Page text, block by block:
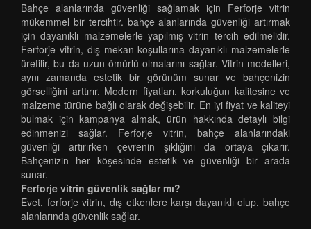
Bahçe alanlarında güvenliği sağlamak için Ferforje vitrin
mükemmel bir tercihtir. bahçe alanlarında güvenliği artırmak
için dayanıklı malzemelerle yapılmış vitrin tercih edilmelidir.
Ferforje vitrin, dış mekan koşullarına dayanıklı malzemelerle
üretilir, bu da uzun ömürlü olmalarını sağlar. Vitrin modelleri,
aynı zamanda estetik bir görünüm sunar ve bahçenizin
görselliğini arttırır. Modern fiyatları, korkuluğun kalitesine ve
malzeme türüne bağlı olarak değişebilir. En iyi fiyat ve kaliteyi
bulmak için kampanya almak, ürün hakkında detaylı bilgi
edinmenizi sağlar. Ferforje vitrin, bahçe alanlarındaki
güvenliği artırırken çevrenin şıklığını da ortaya çıkarır.
Bahçenizin her köşesinde estetik ve güvenliği bir arada
sunar.
Ferforje vitrin güvenlik sağlar mı?
Evet, ferforje vitrin, dış etkenlere karşı dayanıklı olup, bahçe
alanlarında güvenlik sağlar.